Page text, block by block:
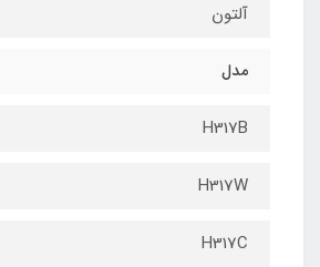
آلتون
مدل
H317B
H317W
H317C